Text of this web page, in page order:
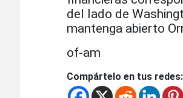
del lado de
mantenga abierto
of-am
Compártelo en tus redes: